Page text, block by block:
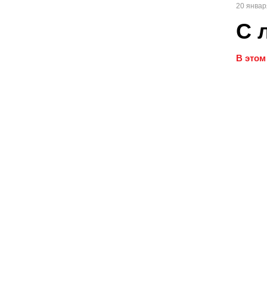
20
С
В